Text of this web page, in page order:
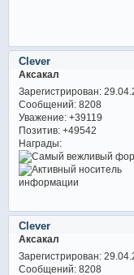
Clever
Аксакал
Зарегистрирован:
Сообщений:8208
Уважение: +39119
Позитив: +49542
Награды:
Clever
Аксакал
Зарегистрирован:
Сообщений:8208